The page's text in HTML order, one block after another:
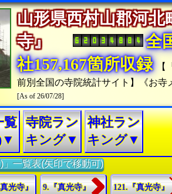
山形県西村山郡河北
寺』
全
社157,167箇所収録
前別全国の寺院統計サイト】《お寺
[As of 26/07/28]
覧 寺院ラン
キング▼
神社ラン
キング▼
一覧表(矢印で移動可)
光寺』 9.『真光寺』 121.『真光寺』